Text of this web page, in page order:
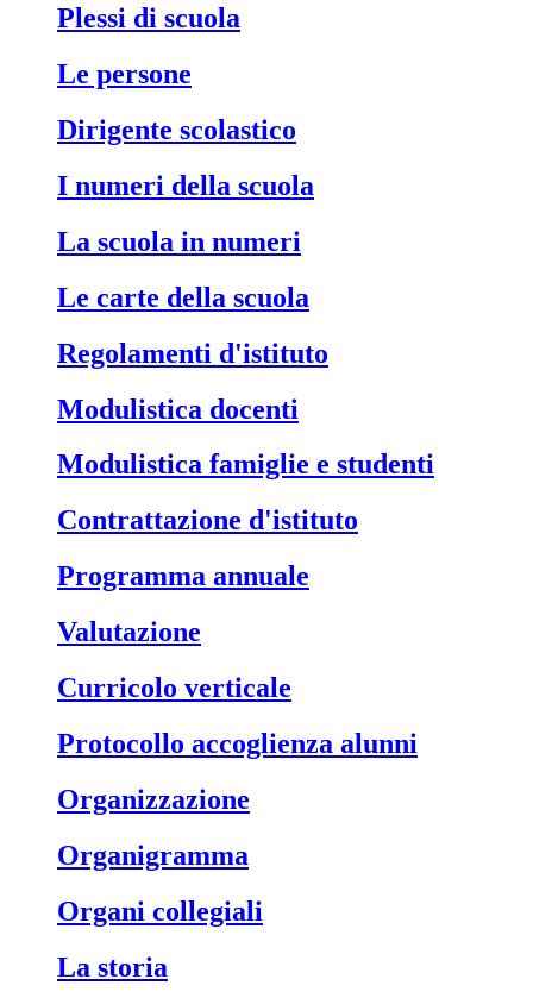
Plessi di scuola
Le persone
Dirigente scolastico
I numeri della scuola
La scuola in numeri
Le carte della scuola
Regolamenti d'istituto
Modulistica docenti
Modulistica famiglie e studenti
Contrattazione d'istituto
Programma annuale
Valutazione
Curricolo verticale
Protocollo accoglienza alunni
Organizzazione
Organigramma
Organi collegiali
La storia